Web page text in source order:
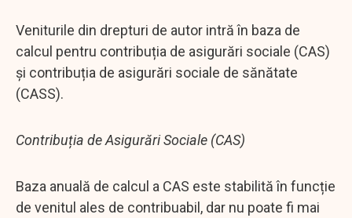
Veniturile din drepturi de autor intră în baza de
calcul pentru contribuția de asigurări sociale (CAS)
și contribuția de asigurări sociale de sănătate
(CASS).
Contribuția de Asigurări Sociale (CAS)
Baza anuală de calcul a CAS este stabilită în funcție
de venitul ales de contribuabil, dar nu poate fi mai